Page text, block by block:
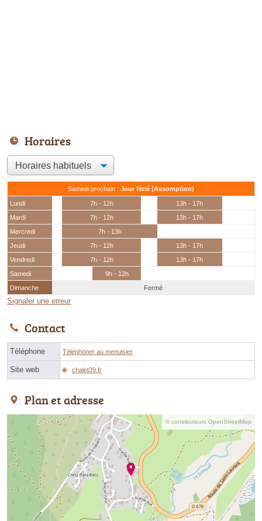
Horaires
Samedi prochain : Jour férié (Assomption)
Lundi 7h - 12h
13h - 17h
Mardi
7h - 12h
13h - 17h
Mercredi
7h - 13h
Jeudi
7h - 12h
13h - 17h
Vendredi
7h - 12h
13h - 17h
Samedi
9h - 12h
Dimanche
Fermé
Signaler une erreur
Contact
Téléphone Téléphoner au menuisier
Site web chalet39.fr
Plan et adresse
© contributeurs OpenStreetMap